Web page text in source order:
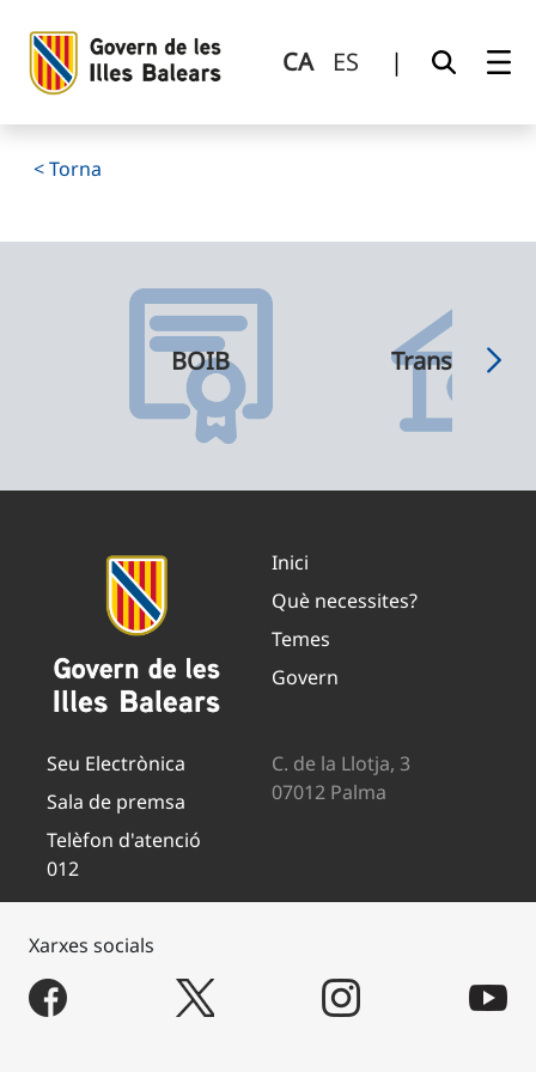
CA ES |
< Torna
BOIB
Inici
Què necessites?
Temes
Govern
Seu Electrònica
Sala de premsa
Telèfon d'atenció
012
C. de la Llotja, 3
07012 Palma
Xarxes socials